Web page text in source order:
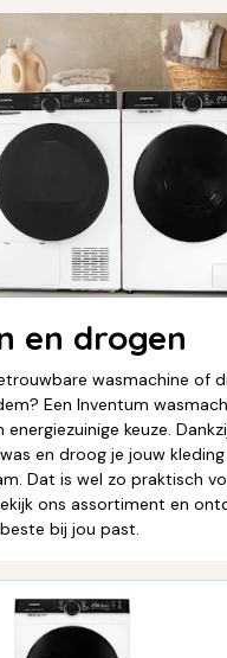
en drogen
wasmachine of
Een Inventum
energiezuinige keuze.
en droog je jouw
Dat is wel zo praktisch
ons assortiment en
bij jou past.